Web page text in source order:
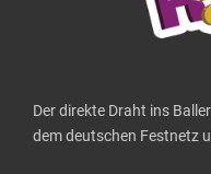
Der direkte Draht ins
dem deutschen Festnetz